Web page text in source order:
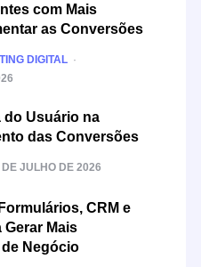
com Mais
as Conversões
DIGITAL
do Usuário na
das Conversões
DE JULHO DE 2026
CRM e
Mais
Negócio